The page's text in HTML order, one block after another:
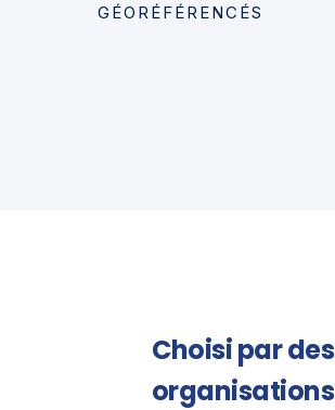
GÉORÉFÉRENCÉS
Choisi par des
organisations